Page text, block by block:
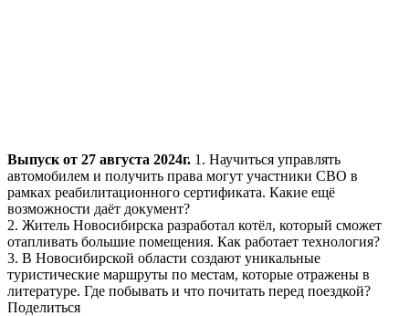
Выпуск от 27 августа 2024г. 1. Научиться управлять
автомобилем и получить права могут участники СВО в
рамках реабилитационного сертификата. Какие ещё
возможности даёт документ?
2. Житель Новосибирска разработал котёл, который сможет
отапливать большие помещения. Как работает технология?
3. В Новосибирской области создают уникальные
туристические маршруты по местам, которые отражены в
литературе. Где побывать и что почитать перед поездкой?
Поделиться